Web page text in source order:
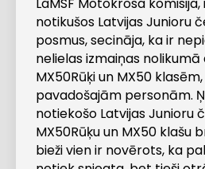
notikušos Latvijas Junioru
posmus, secināja, ka ir
nelielas izmaiņas
MX50Rūķi un MX50
pavadošajām personām.
notiekošo Latvijas Junioru
MX50Rūķu un MX50 klašu
bieži vien ir novērots, ka